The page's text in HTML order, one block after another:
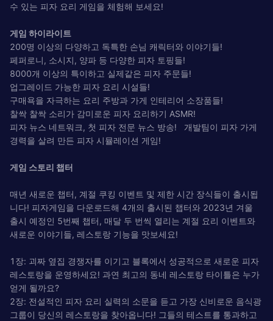
수 있는 피자 요리 게임을 체험해 보세요!
게임 하이라이트
200명 이상의 다양하고 독특한 손님 캐릭터와 이야기들!
페퍼로니, 소시지, 양파 등 다양한 피자 토핑들!
8000개 이상의 특이하고 실제같은 피자 주문들!
업그레이드 가능한 피자 요리 시설들!
구매욕을 자극하는 요리 주방과 가게 인테리어 소장품들!
찰싹 찰싹 소리가 감미로운 피자 요리하기 ASMR!
피자 뉴스 네트워크, 첫 피자 전문 뉴스 방송! 개발팀이 피자 가게
경력을 살려 만든 피자 시뮬레이션 게임!
게임 스토리 챕터
매년 새로운 챕터, 계절 쿠킹 이벤트 및 제한 시간 장식들이 출시됩
니다! 피자게임을 다운로드해 4개의 출시된 챕터와 2023년 겨울
출시 예정인 5번째 챕터, 매달 두 번씩 열리는 계절 요리 이벤트와
새로운 이야기들, 레스토랑 기능을 맛보세요!
1장: 괴짜 옆집 경쟁자를 이기고 블록에서 성공적으로 새로운 피자
레스토랑을 운영하세요! 과연 최고의 동네 레스토랑 타이틀은 누가
얻게 될까요?
2장: 전설적인 피자 요리 실력의 소문을 듣고 가장 신비로운 음식광
그룹이 당신의 레스토랑을 찾아옵니다! 그들의 테스트를 통과하고